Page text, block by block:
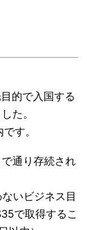
的で入国する
た。
す。
通り存続され
いビジネス目
で取得するこ